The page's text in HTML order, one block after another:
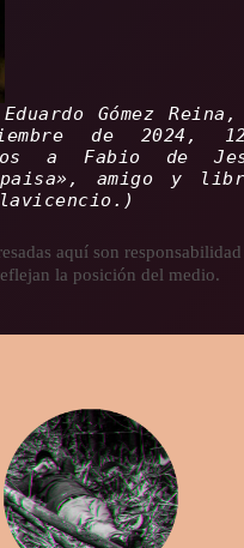
Gómez
de 2024,
a Fabio de
paisa», amigo y
aquí son
la posición del medio.